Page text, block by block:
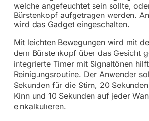
welche angefeuchtet sein sollte,
Bürstenkopf aufgetragen werden.
wird das Gadget eingeschalten.
Mit leichten Bewegungen wird mit
dem Bürstenkopf über das Gesicht
integrierte Timer mit Signaltönen
Reinigungsroutine. Der Anwender
Sekunden für die Stirn, 20
Kinn und 10 Sekunden auf jeder
einkalkulieren.